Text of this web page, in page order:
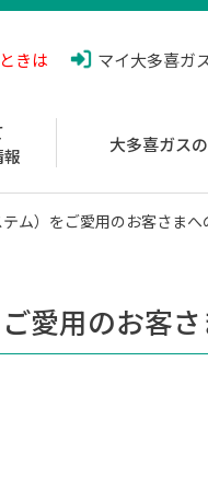
きは マイ大多喜ガ
大多喜ガス
ム）をご愛用のお客さまへ
愛用のお客